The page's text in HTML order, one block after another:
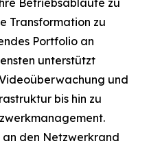
Transformation zu
Portfolio an
unterstützt
und
bis hin zu
den Netzwerkrand